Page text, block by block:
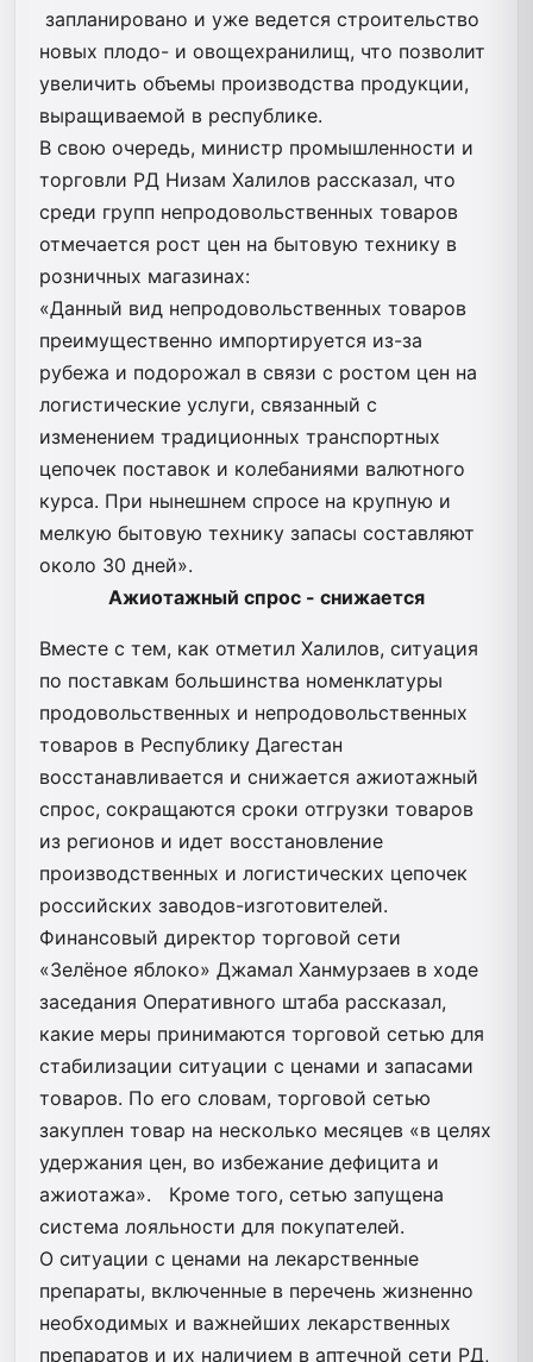
запланировано и уже ведется строительство
новых плодо- и овощехранилищ, что позволит
увеличить объемы производства продукции,
выращиваемой в республике.
В свою очередь, министр промышленности и
торговли РД Низам Халилов рассказал, что
среди групп непродовольственных товаров
отмечается рост цен на бытовую технику в
розничных магазинах:
«Данный вид непродовольственных товаров
преимущественно импортируется из-за
рубежа и подорожал в связи с ростом цен на
логистические услуги, связанный с
изменением традиционных транспортных
цепочек поставок и колебаниями валютного
курса. При нынешнем спросе на крупную и
мелкую бытовую технику запасы составляют
около 30 дней».
Ажиотажный спрос - снижается
Вместе с тем, как отметил Халилов, ситуация
по поставкам большинства номенклатуры
продовольственных и непродовольственных
товаров в Республику Дагестан
восстанавливается и снижается ажиотажный
спрос, сокращаются сроки отгрузки товаров
из регионов и идет восстановление
производственных и логистических цепочек
российских заводов-изготовителей.
Финансовый директор торговой сети
«Зелёное яблоко» Джамал Ханмурзаев в ходе
заседания Оперативного штаба рассказал,
какие меры принимаются торговой сетью для
стабилизации ситуации с ценами и запасами
товаров. По его словам, торговой сетью
закуплен товар на несколько месяцев «в целях
удержания цен, во избежание дефицита и
ажиотажа». Кроме того, сетью запущена
система лояльности для покупателей.
О ситуации с ценами на лекарственные
препараты, включенные в перечень жизненно
необходимых и важнейших лекарственных
препаратов и их наличием в аптечной сети РД,